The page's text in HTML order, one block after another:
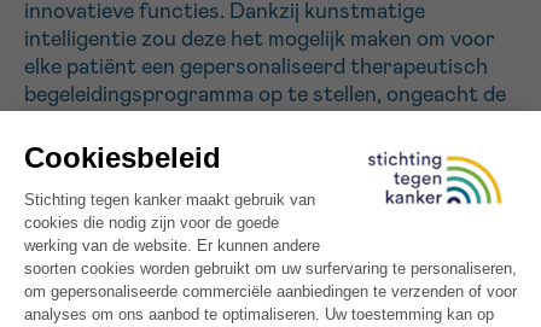
innovatieve functies. Dankzij kunstmatige
intelligentie zou deze het mogelijk maken om voor
elke patiënt een gepersonaliseerd therapeutisch
begeleidingsprogramma op te stellen, ongeacht de
virtueel het zorgtraject te presenteren dat de
patiënt tijdens zijn of haar oncologische
behandeling zal doorlopen, en om op een meer
pedagogische en interactieve manier antwoord te
geven op de vele vragen die de patiënt zich kan
stellen.